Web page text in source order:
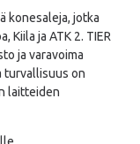
konesaleja, jotka
Kiila ja ATK 2. TIER
ja varavoima
turvallisuus on
laitteiden